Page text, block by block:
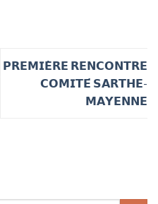
𝗣𝗥𝗘𝗠𝗜𝗘̀𝗥𝗘 𝗥𝗘𝗡𝗖𝗢𝗡𝗧𝗥𝗘
𝗖𝗢𝗠𝗜𝗧𝗘́ 𝗦𝗔𝗥𝗧𝗛𝗘-
𝗠𝗔𝗬𝗘𝗡𝗡𝗘